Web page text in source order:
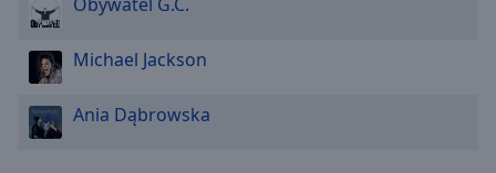
Michael Jackson
Ania Dąbrowska